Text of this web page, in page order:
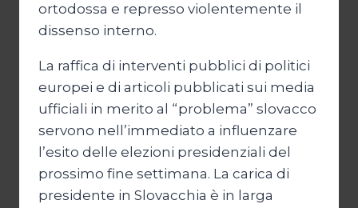
ortodossa e represso violentemente il
dissenso interno.
La raffica di interventi pubblici di politici
europei e di articoli pubblicati sui media
ufficiali in merito al “problema” slovacco
servono nell’immediato a influenzare
l’esito delle elezioni presidenziali del
prossimo fine settimana. La carica di
presidente in Slovacchia è in larga